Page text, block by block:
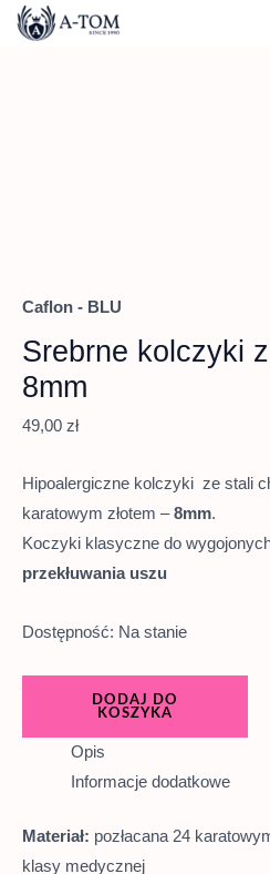
Przejdź
Caflon - BLU
Srebrne kolczyki
8mm
49,00 zł
Hipoalergiczne kolczyki ze stali
karatowym złotem –8mm.
Koczyki klasyczne do
przekłuwania uszu
Dostępność: Na stanie
DODAJ DO
KOSZYKA
Opis
Informacje dodatkowe
Materiał: pozłacana 24
klasy medycznej